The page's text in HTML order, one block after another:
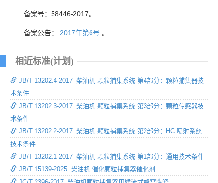
备案号：58446-2017。
备案公告： 2017年第6号 。
相近标准(计划)
JB/T 13202.4-2017 柴油机 颗粒捕集系统 第4部分：颗粒捕集器技
术条件
JB/T 13202.3-2017 柴油机 颗粒捕集系统 第3部分：颗粒传感器技
术条件
JB/T 13202.2-2017 柴油机 颗粒捕集系统 第2部分：HC 喷射系统
技术条件
JB/T 13202.1-2017 柴油机 颗粒捕集系统 第1部分：通用技术条件
JB/T 15139-2025 柴油机 催化颗粒捕集器催化剂